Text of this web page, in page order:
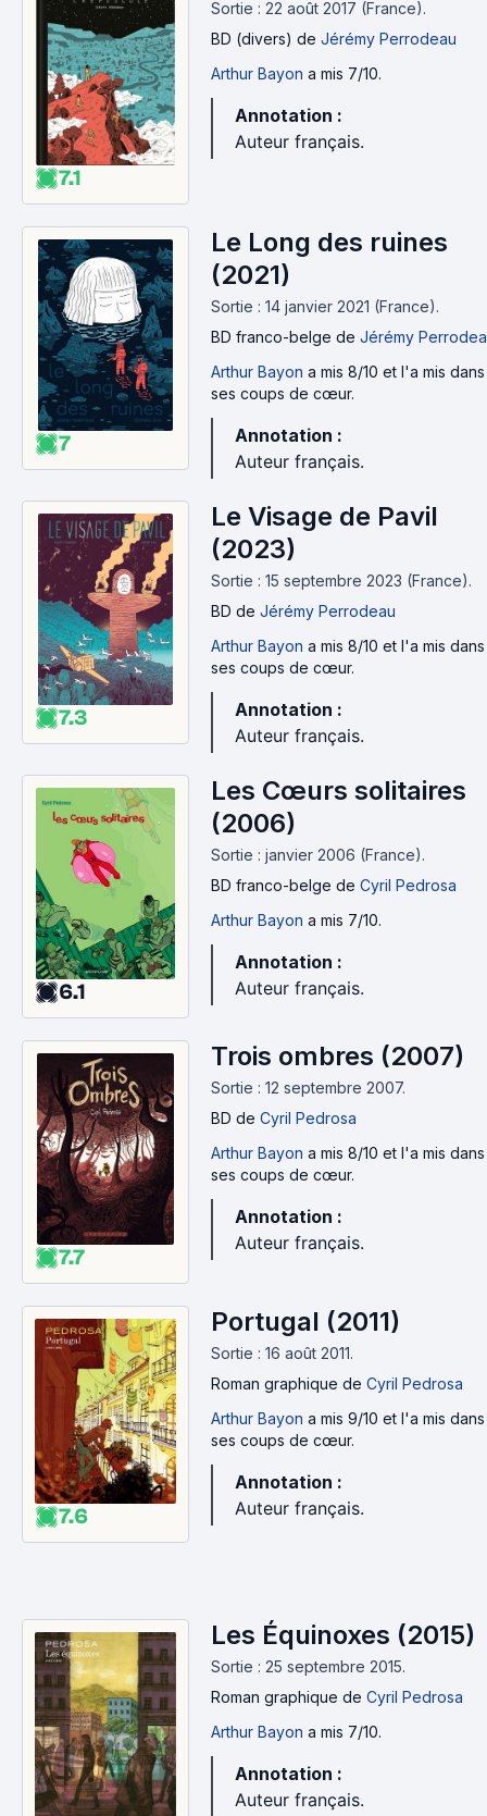
7.1
Sortie : 22 août 2017 (France).
BD (divers) de Jérémy Perrodeau
Arthur Bayon a mis 7/10.
Annotation :
Auteur français.
7
Le Long des ruines
(2021)
Sortie : 14 janvier 2021 (France).
BD franco-belge de Jérémy
Arthur Bayon a mis 8/10 et l'a mis dans
ses coups de cœur.
Annotation :
Auteur français.
7.3
Le Visage de Pavil
(2023)
Sortie : 15 septembre 2023 (France).
BD de Jérémy Perrodeau
Arthur Bayon a mis 8/10 et l'a mis dans
ses coups de cœur.
Annotation :
Auteur français.
6.1
Les Cœurs solitaires
(2006)
Sortie : janvier 2006 (France).
BD franco-belge de Cyril Pedrosa
Arthur Bayon a mis 7/10.
Annotation :
Auteur français.
7.7
Trois ombres (2007)
Sortie : 12 septembre 2007.
BD de Cyril Pedrosa
Arthur Bayon a mis 8/10 et l'a mis dans
ses coups de cœur.
Annotation :
Auteur français.
7.6
Portugal (2011)
Sortie : 16 août 2011.
Roman graphique de Cyril Pedrosa
Arthur Bayon a mis 9/10 et l'a mis dans
ses coups de cœur.
Annotation :
Auteur français.
Les Équinoxes (2015)
Sortie : 25 septembre 2015.
Roman graphique de Cyril Pedrosa
Arthur Bayon a mis 7/10.
Annotation :
Auteur français.